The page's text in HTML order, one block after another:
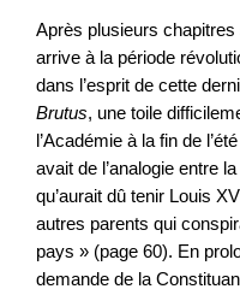
Après plusieurs chapitres
arrive à la période
dans l’esprit de cette
Brutus, une toile
l’Académie à la fin de
avait de l’analogie entre
qu’aurait dû tenir Louis
autres parents qui
pays » (page 60). En
demande de la